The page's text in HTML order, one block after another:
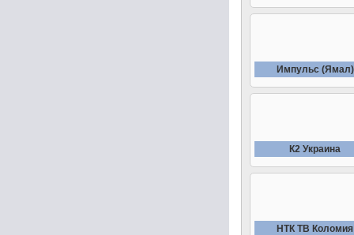
Импульс (Ямал)
К2 Украина
НТК ТВ Коломия